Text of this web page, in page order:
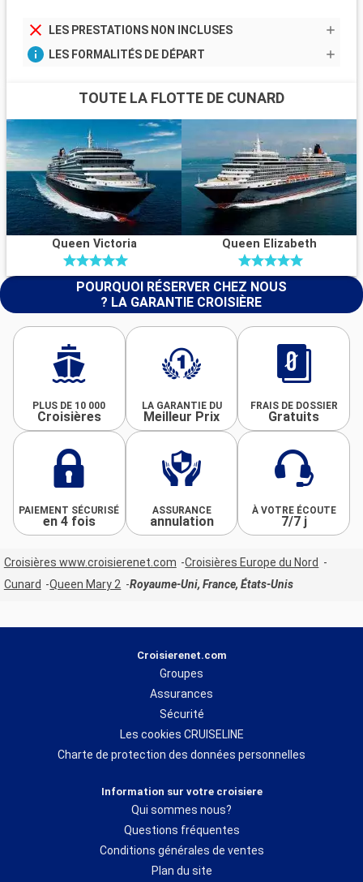
LES PRESTATIONS NON INCLUSES
LES FORMALITÉS DE DÉPART
TOUTE LA FLOTTE DE CUNARD
Queen Victoria Queen Elizabeth
POURQUOI RÉSERVER CHEZ NOUS
? LA GARANTIE CROISIÈRE
PLUS DE 10 000
Croisières
LA GARANTIE DU
Meilleur Prix
FRAIS DE DOSSIER
Gratuits
PAIEMENT SÉCURISÉ
en 4 fois
ASSURANCE
annulation
À VOTRE ÉCOUTE
7/7 j
Croisières www.croisierenet.com
Croisières Europe du Nord
Cunard
Queen Mary 2 Royaume-Uni, France, États-Unis
Croisierenet.com
Groupes
Assurances
Sécurité
Les cookies CRUISELINE
Charte de protection des données personnelles
Information sur votre croisiere
Qui sommes nous?
Questions fréquentes
Conditions générales de ventes
Plan du site